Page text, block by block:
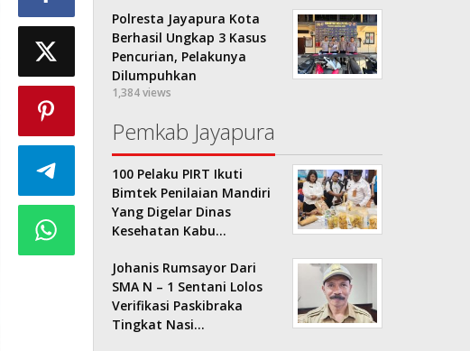
Polresta Jayapura Kota
Berhasil Ungkap 3 Kasus
Pencurian, Pelakunya
Dilumpuhkan
1,384 views
Pemkab Jayapura
100 Pelaku PIRT Ikuti
Bimtek Penilaian Mandiri
Yang Digelar Dinas
Kesehatan Kabu…
Johanis Rumsayor Dari
SMA N – 1 Sentani Lolos
Verifikasi Paskibraka
Tingkat Nasi…